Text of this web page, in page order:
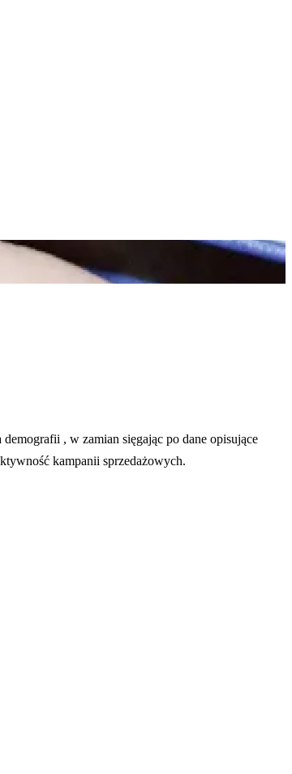
, w zamian sięgając po dane opisujące
kampanii sprzedażowych.